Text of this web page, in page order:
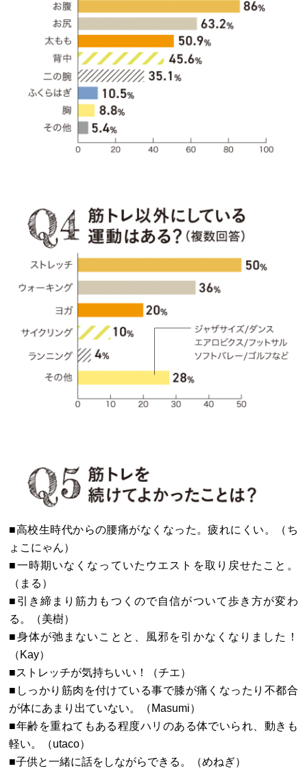
■高校生時代からの腰痛がなくなった。疲れにくい。（ち
ょこにゃん）
■一時期いなくなっていたウエストを取り戻せたこと。
（まる）
■引き締まり筋力もつくので自信がついて歩き方が変わ
る。（美樹）
■身体が弛まないことと、風邪を引かなくなりました！
（Kay）
■ストレッチが気持ちいい！（チエ）
■しっかり筋肉を付けている事で膝が痛くなったり不都合
が体にあまり出ていない。（Masumi）
■年齢を重ねてもある程度ハリのある体でいられ、動きも
軽い。（utaco）
■子供と一緒に話をしながらできる。（めねぎ）